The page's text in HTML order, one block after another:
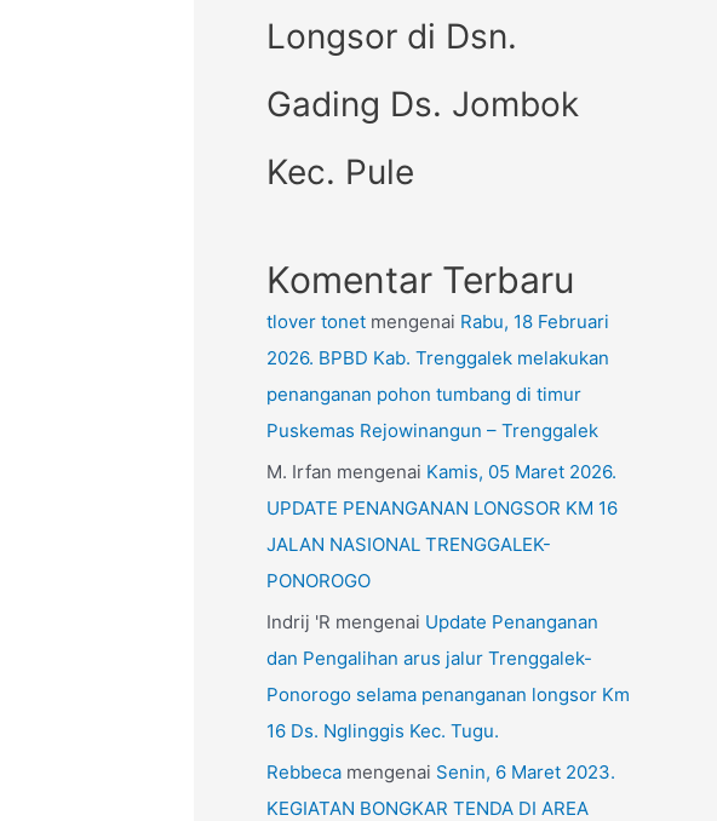
Longsor di Dsn.
Gading Ds. Jombok
Kec. Pule
Komentar Terbaru
tlover tonet mengenai Rabu, 18 Februari
2026. BPBD Kab. Trenggalek melakukan
penanganan pohon tumbang di timur
Puskemas Rejowinangun – Trenggalek
M. Irfan mengenai Kamis, 05 Maret 2026.
UPDATE PENANGANAN LONGSOR KM 16
JALAN NASIONAL TRENGGALEK-
PONOROGO
Indrij 'R mengenai Update Penanganan
dan Pengalihan arus jalur Trenggalek-
Ponorogo selama penanganan longsor Km
16 Ds. Nglinggis Kec. Tugu.
Rebbeca mengenai Senin, 6 Maret 2023.
KEGIATAN BONGKAR TENDA DI AREA